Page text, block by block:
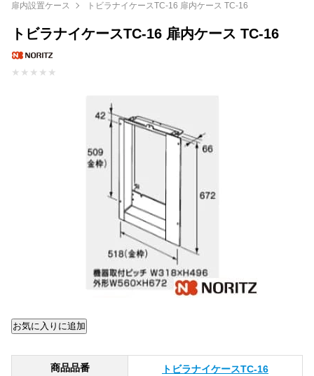
扉内設置ケース
トビラナイケースTC-16 扉内ケース TC-16
トビラナイケースTC-16 扉内ケース TC-16
★ ★ ★ ★ ★
商品品番 トビラナイケースTC-16